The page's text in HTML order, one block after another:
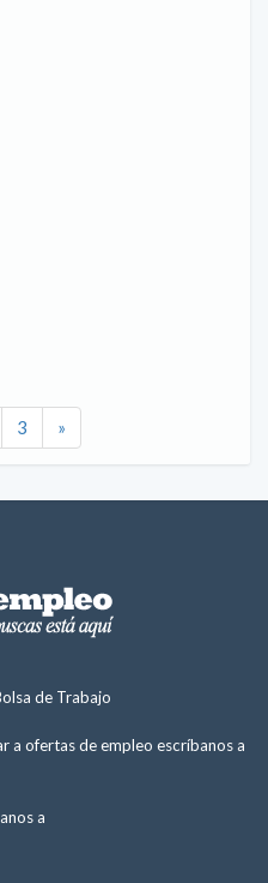
3 »
de Trabajo
a ofertas de empleo escríbanos a
a